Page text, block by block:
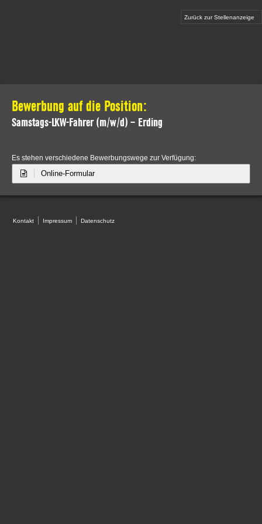
Zurück zur Stellenanzeige
Bewerbung auf die Position:
Samstags-LKW-Fahrer (m/w/d) – Erding
Es stehen verschiedene Bewerbungswege zur Verfügung:
Online-Formular
Kontakt Impressum Datenschutz